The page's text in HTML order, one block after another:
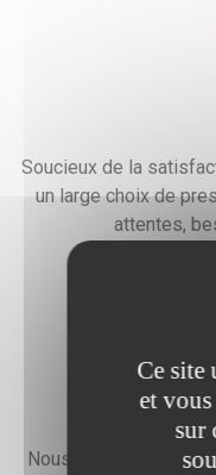
Soucieux de la
un large choix de
attentes,
Nous faisons preuve
Ce site
et
sur